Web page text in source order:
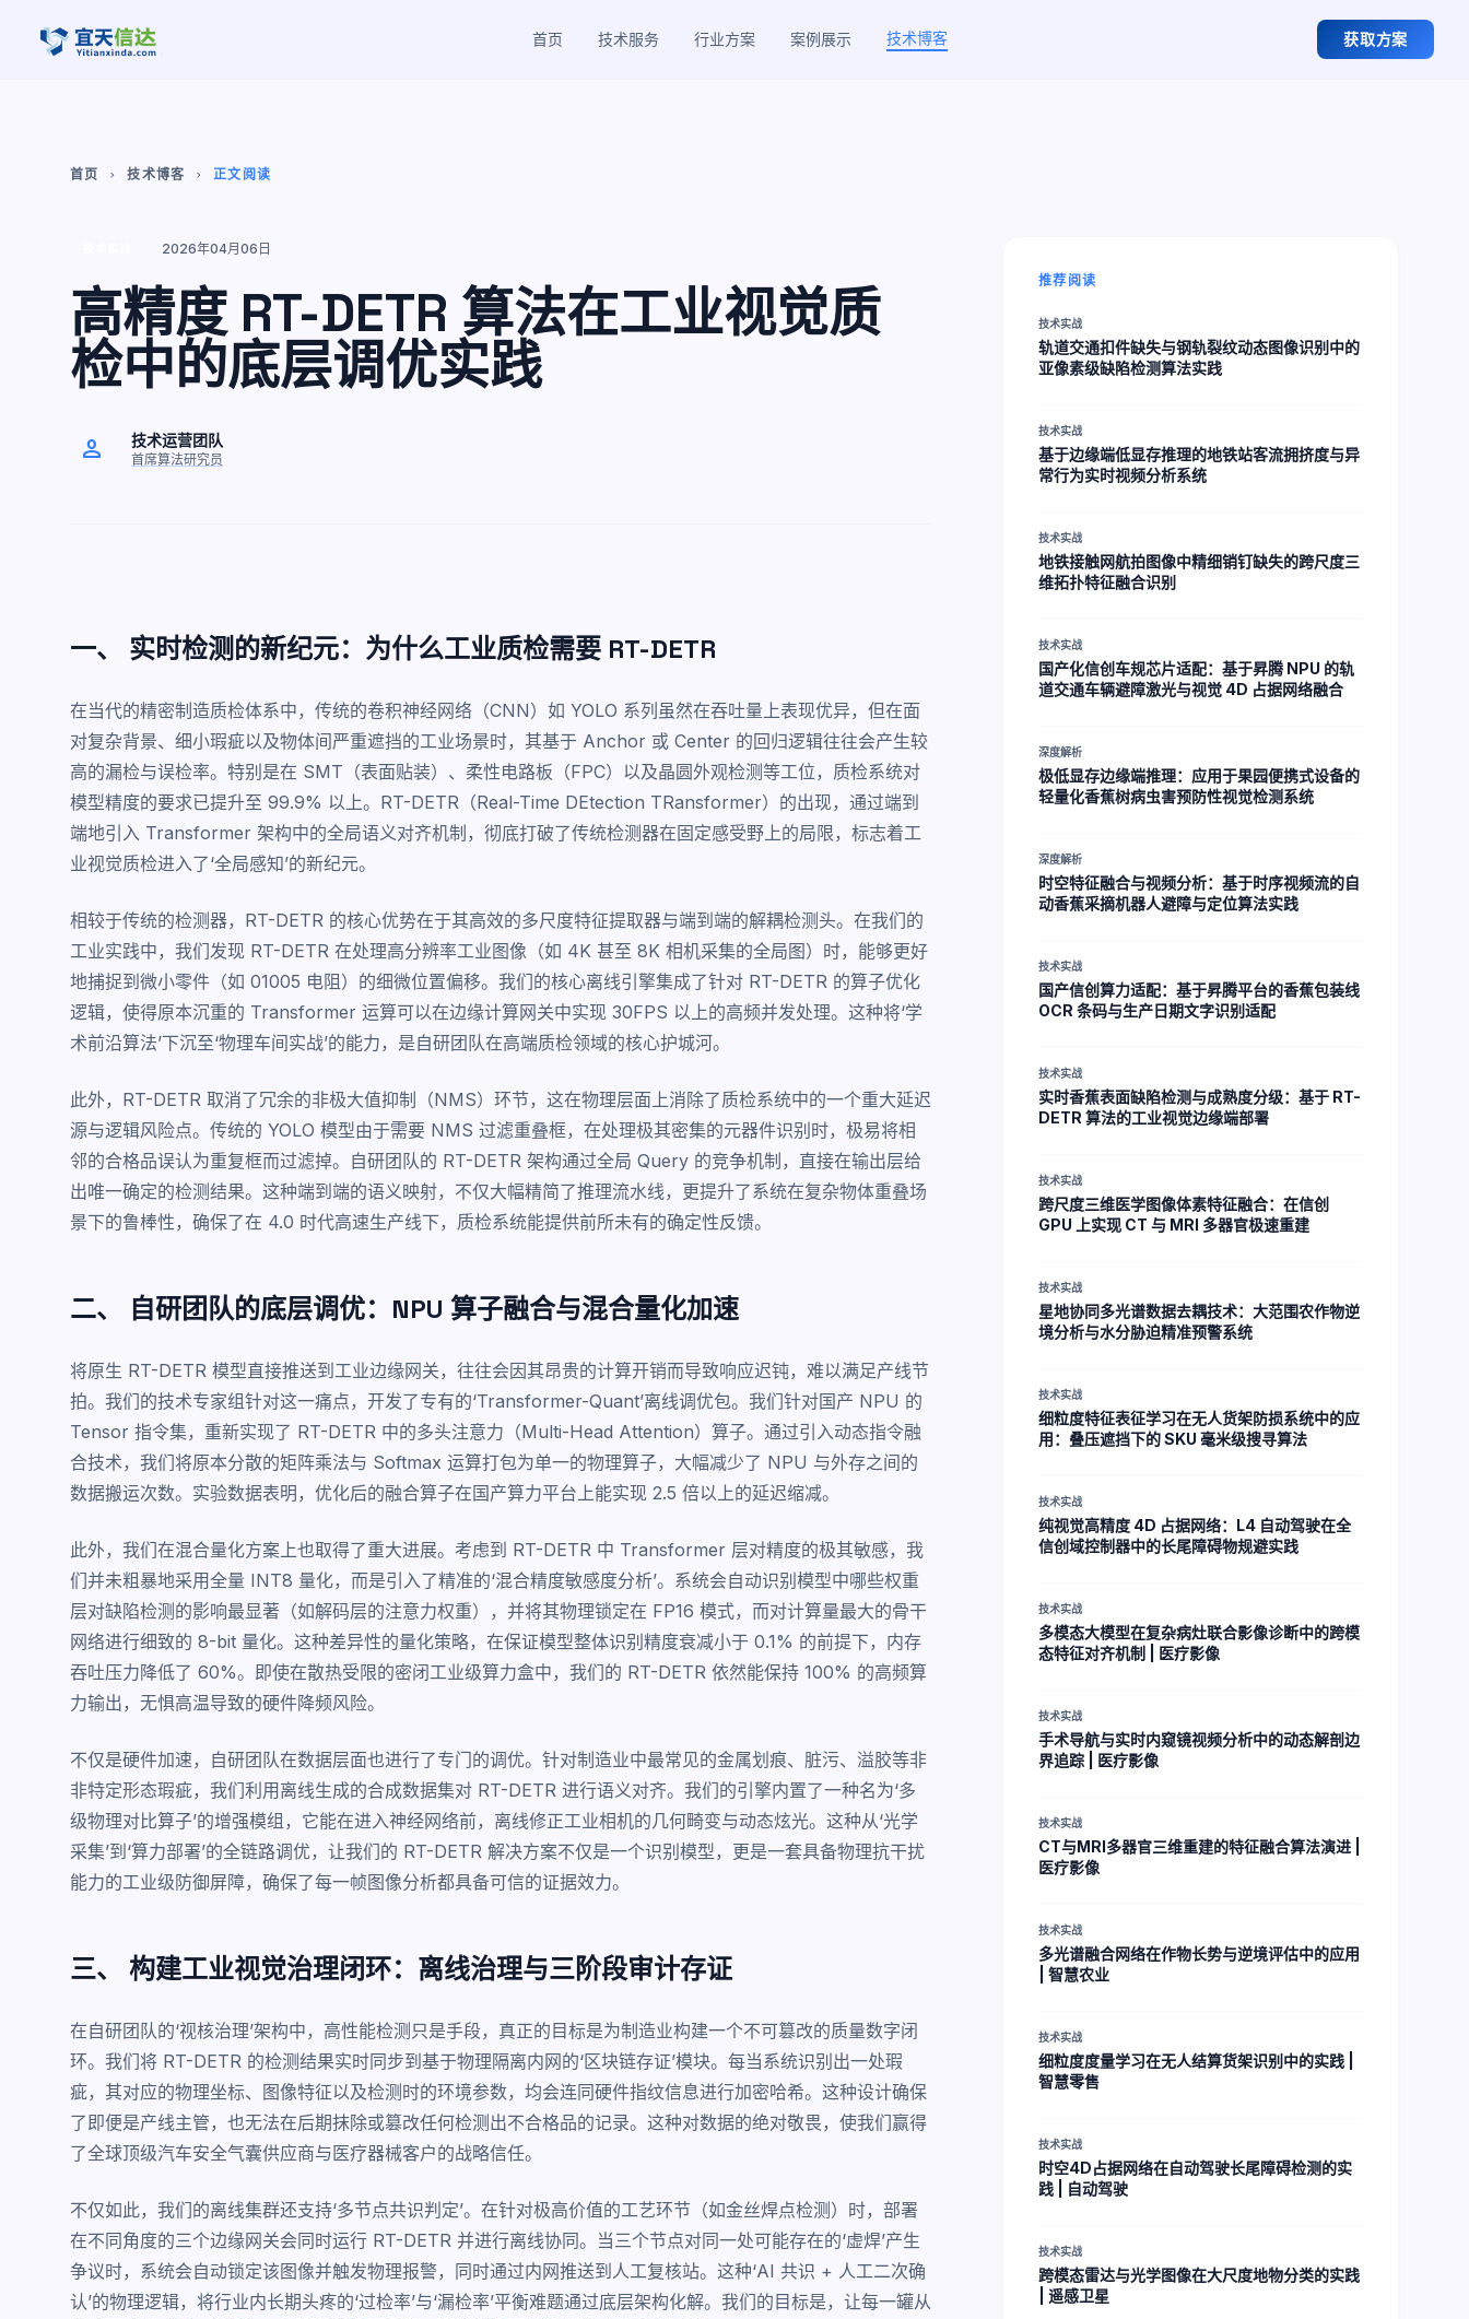
首页 技术服务 行业方案 案例展示 技术博客 获取方案
首页 chevron_right 技术博客 chevron_right 正文阅读
2026年04月06日
高精度 RT-DETR 算法在工业视觉质
检中的底层调优实践
person 技术运营团队
首席算法研究员
一、 实时检测的新纪元：为什么工业质检需要 RT-DETR
在当代的精密制造质检体系中，传统的卷积神经网络（CNN）如 YOLO 系列虽然在吞吐量上表现优异，但在面
对复杂背景、细小瑕疵以及物体间严重遮挡的工业场景时，其基于 Anchor 或 Center 的回归逻辑往往会产生较
高的漏检与误检率。特别是在 SMT（表面贴装）、柔性电路板（FPC）以及晶圆外观检测等工位，质检系统对
模型精度的要求已提升至 99.9% 以上。RT-DETR（Real-Time DEtection TRansformer）的出现，通过端到
端地引入 Transformer 架构中的全局语义对齐机制，彻底打破了传统检测器在固定感受野上的局限，标志着工
业视觉质检进入了‘全局感知’的新纪元。
相较于传统的检测器，RT-DETR 的核心优势在于其高效的多尺度特征提取器与端到端的解耦检测头。在我们的
工业实践中，我们发现 RT-DETR 在处理高分辨率工业图像（如 4K 甚至 8K 相机采集的全局图）时，能够更好
地捕捉到微小零件（如 01005 电阻）的细微位置偏移。我们的核心离线引擎集成了针对 RT-DETR 的算子优化
逻辑，使得原本沉重的 Transformer 运算可以在边缘计算网关中实现 30FPS 以上的高频并发处理。这种将‘学
术前沿算法’下沉至‘物理车间实战’的能力，是自研团队在高端质检领域的核心护城河。
此外，RT-DETR 取消了冗余的非极大值抑制（NMS）环节，这在物理层面上消除了质检系统中的一个重大延迟
源与逻辑风险点。传统的 YOLO 模型由于需要 NMS 过滤重叠框，在处理极其密集的元器件识别时，极易将相
邻的合格品误认为重复框而过滤掉。自研团队的 RT-DETR 架构通过全局 Query 的竞争机制，直接在输出层给
出唯一确定的检测结果。这种端到端的语义映射，不仅大幅精简了推理流水线，更提升了系统在复杂物体重叠场
景下的鲁棒性，确保了在 4.0 时代高速生产线下，质检系统能提供前所未有的确定性反馈。
二、 自研团队的底层调优：NPU 算子融合与混合量化加速
将原生 RT-DETR 模型直接推送到工业边缘网关，往往会因其昂贵的计算开销而导致响应迟钝，难以满足产线节
拍。我们的技术专家组针对这一痛点，开发了专有的‘Transformer-Quant’离线调优包。我们针对国产 NPU 的
Tensor 指令集，重新实现了 RT-DETR 中的多头注意力（Multi-Head Attention）算子。通过引入动态指令融
合技术，我们将原本分散的矩阵乘法与 Softmax 运算打包为单一的物理算子，大幅减少了 NPU 与外存之间的
数据搬运次数。实验数据表明，优化后的融合算子在国产算力平台上能实现 2.5 倍以上的延迟缩减。
此外，我们在混合量化方案上也取得了重大进展。考虑到 RT-DETR 中 Transformer 层对精度的极其敏感，我
们并未粗暴地采用全量 INT8 量化，而是引入了精准的‘混合精度敏感度分析’。系统会自动识别模型中哪些权重
层对缺陷检测的影响最显著（如解码层的注意力权重），并将其物理锁定在 FP16 模式，而对计算量最大的骨干
网络进行细致的 8-bit 量化。这种差异性的量化策略，在保证模型整体识别精度衰减小于 0.1% 的前提下，内存
吞吐压力降低了 60%。即使在散热受限的密闭工业级算力盒中，我们的 RT-DETR 依然能保持 100% 的高频算
力输出，无惧高温导致的硬件降频风险。
不仅是硬件加速，自研团队在数据层面也进行了专门的调优。针对制造业中最常见的金属划痕、脏污、溢胶等非
非特定形态瑕疵，我们利用离线生成的合成数据集对 RT-DETR 进行语义对齐。我们的引擎内置了一种名为‘多
级物理对比算子’的增强模组，它能在进入神经网络前，离线修正工业相机的几何畸变与动态炫光。这种从‘光学
采集’到‘算力部署’的全链路调优，让我们的 RT-DETR 解决方案不仅是一个识别模型，更是一套具备物理抗干扰
能力的工业级防御屏障，确保了每一帧图像分析都具备可信的证据效力。
三、 构建工业视觉治理闭环：离线治理与三阶段审计存证
在自研团队的‘视核治理’架构中，高性能检测只是手段，真正的目标是为制造业构建一个不可篡改的质量数字闭
环。我们将 RT-DETR 的检测结果实时同步到基于物理隔离内网的‘区块链存证’模块。每当系统识别出一处瑕
疵，其对应的物理坐标、图像特征以及检测时的环境参数，均会连同硬件指纹信息进行加密哈希。这种设计确保
了即便是产线主管，也无法在后期抹除或篡改任何检测出不合格品的记录。这种对数据的绝对敬畏，使我们赢得
了全球顶级汽车安全气囊供应商与医疗器械客户的战略信任。
不仅如此，我们的离线集群还支持‘多节点共识判定’。在针对极高价值的工艺环节（如金丝焊点检测）时，部署
在不同角度的三个边缘网关会同时运行 RT-DETR 并进行离线协同。当三个节点对同一处可能存在的‘虚焊’产生
争议时，系统会自动锁定该图像并触发物理报警，同时通过内网推送到人工复核站。这种‘AI 共识 + 人工二次确
认’的物理逻辑，将行业内长期头疼的‘过检率’与‘漏检率’平衡难题通过底层架构化解。我们的目标是，让每一罐从
推荐阅读
技术实战
轨道交通扣件缺失与钢轨裂纹动态图像识别中的
亚像素级缺陷检测算法实践
技术实战
基于边缘端低显存推理的地铁站客流拥挤度与异
常行为实时视频分析系统
技术实战
地铁接触网航拍图像中精细销钉缺失的跨尺度三
维拓扑特征融合识别
技术实战
国产化信创车规芯片适配：基于昇腾 NPU 的轨
道交通车辆避障激光与视觉 4D 占据网络融合
深度解析
极低显存边缘端推理：应用于果园便携式设备的
轻量化香蕉树病虫害预防性视觉检测系统
深度解析
时空特征融合与视频分析：基于时序视频流的自
动香蕉采摘机器人避障与定位算法实践
技术实战
国产信创算力适配：基于昇腾平台的香蕉包装线
OCR 条码与生产日期文字识别适配
技术实战
实时香蕉表面缺陷检测与成熟度分级：基于 RT-
DETR 算法的工业视觉边缘端部署
技术实战
跨尺度三维医学图像体素特征融合：在信创
GPU 上实现 CT 与 MRI 多器官极速重建
技术实战
星地协同多光谱数据去耦技术：大范围农作物逆
境分析与水分胁迫精准预警系统
技术实战
细粒度特征表征学习在无人货架防损系统中的应
用：叠压遮挡下的 SKU 毫米级搜寻算法
技术实战
纯视觉高精度 4D 占据网络：L4 自动驾驶在全
信创域控制器中的长尾障碍物规避实践
技术实战
多模态大模型在复杂病灶联合影像诊断中的跨模
态特征对齐机制 | 医疗影像
技术实战
手术导航与实时内窥镜视频分析中的动态解剖边
界追踪 | 医疗影像
技术实战
CT与MRI多器官三维重建的特征融合算法演进 |
医疗影像
技术实战
多光谱融合网络在作物长势与逆境评估中的应用
| 智慧农业
技术实战
细粒度度量学习在无人结算货架识别中的实践 |
智慧零售
技术实战
时空4D占据网络在自动驾驶长尾障碍检测的实
践 | 自动驾驶
技术实战
跨模态雷达与光学图像在大尺度地物分类的实践
| 遥感卫星